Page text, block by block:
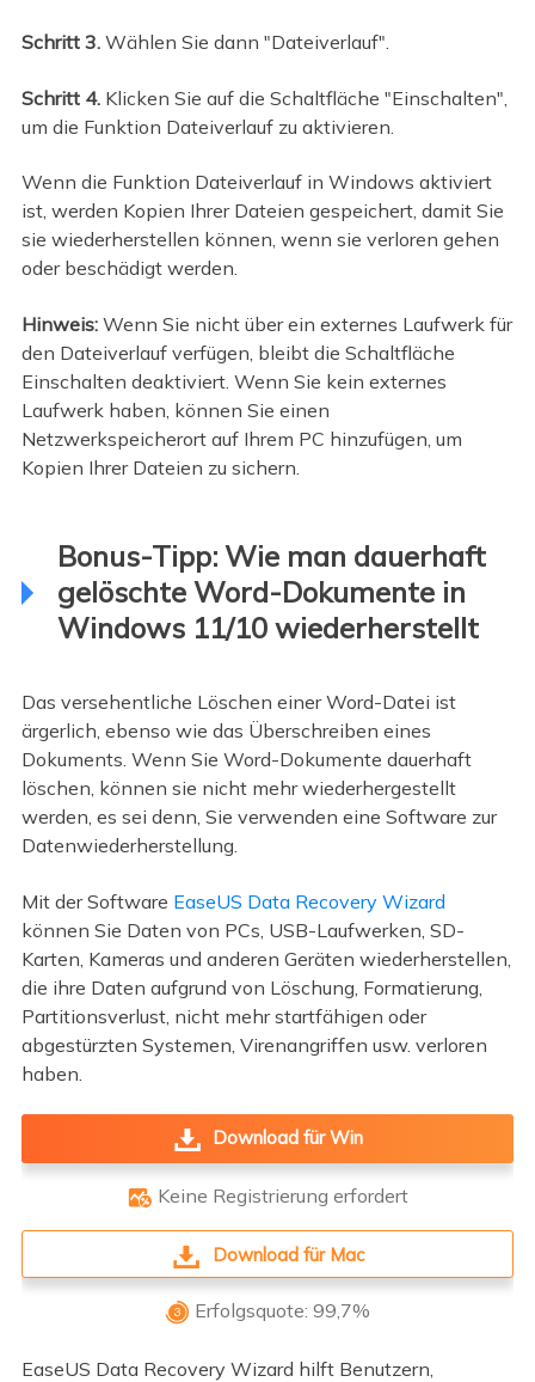
Schritt 3. Wählen Sie dann "Dateiverlauf".
Schritt 4. Klicken Sie auf die Schaltfläche "Einschalten",
um die Funktion Dateiverlauf zu aktivieren.
Wenn die Funktion Dateiverlauf in Windows aktiviert
ist, werden Kopien Ihrer Dateien gespeichert, damit Sie
sie wiederherstellen können, wenn sie verloren gehen
oder beschädigt werden.
Hinweis:Wenn Sie nicht über ein externes Laufwerk für
den Dateiverlauf verfügen, bleibt die Schaltfläche
Einschalten deaktiviert. Wenn Sie kein externes
Laufwerk haben, können Sie einen
Netzwerkspeicherort auf Ihrem PC hinzufügen, um
Kopien Ihrer Dateien zu sichern.
Bonus-Tipp: Wie man dauerhaft
gelöschte Word-Dokumente in
Windows 11/10 wiederherstellt
Das versehentliche Löschen einer Word-Datei ist
ärgerlich, ebenso wie das Überschreiben eines
Dokuments. Wenn Sie Word-Dokumente dauerhaft
löschen, können sie nicht mehr wiederhergestellt
werden, es sei denn, Sie verwenden eine Software zur
Datenwiederherstellung.
Mit der Software EaseUS Data Recovery Wizard
können Sie Daten von PCs, USB-Laufwerken, SD-
Karten, Kameras und anderen Geräten wiederherstellen,
die ihre Daten aufgrund von Löschung, Formatierung,
Partitionsverlust, nicht mehr startfähigen oder
abgestürzten Systemen, Virenangriffen usw. verloren
haben.
Download für Win
 Keine Registrierung erfordert
Download für Mac
 Erfolgsquote: 99,7%
EaseUS Data Recovery Wizard hilft Benutzern,